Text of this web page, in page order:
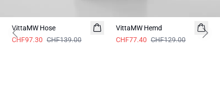
VittaMW Hose
CHF97.30 CHF139.00
VittaMW Hemd
CHF77.40 CHF129.00
Previous slide Next